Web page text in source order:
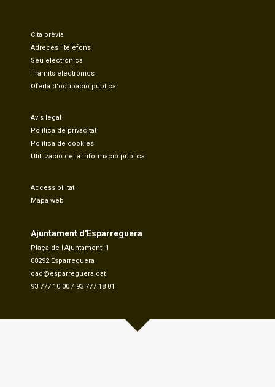
Cita prèvia
Adreces i telèfons
Seu electrònica
Tràmits electrònics
Oferta d'ocupació pública
Avís legal
Política de privacitat
Política de cookies
Utilització de la informació pública
Accessibilitat
Mapa web
Ajuntament d'Esparreguera
Plaça de l'Ajuntament, 1
08292 Esparreguera
oac@esparreguera.cat
93 777 10 00 / 93 777 18 01